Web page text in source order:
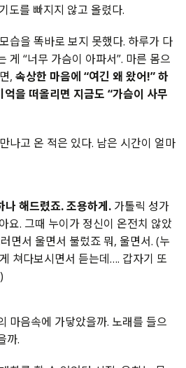
도를 빠지지 않고 올렸다.
습을 똑바로 보지 못했다. 하루가 다
게 “너무 가슴이 아파서”. 마른 몸으
, 속상한 마음에 “여긴 왜 왔어!” 하
을 떠올리면 지금도 “가슴이 사무
나고 온 적은 있다. 남은 시간이 얼마
나 해드렸죠. 조용하게. 가톨릭 성가
요. 그때 누이가 정신이 온전치 않았
면서 울면서 불렀죠 뭐, 울면서. (누
쳐다보시면서 듣는데…. 갑자기 또
마음속에 가닿았을까. 노래를 들으
까.